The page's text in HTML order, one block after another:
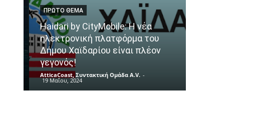
ΠΡΏΤΟ ΘΈΜΑ
Haidari by CityMobile: Η νέα
ηλεκτρονική πλατφόρμα του
Δήμου Χαϊδαρίου είναι πλέον
γεγονός!
AtticaCoast, Συντακτική Ομάδα A.V. -
19 Μαΐου, 2024